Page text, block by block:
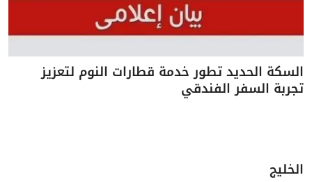
السكة الحديد تطور خدمة قطارات النوم لتعزيز
تجربة السفر الفندقي
الخليج